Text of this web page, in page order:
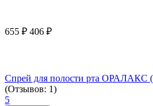
655 ₽ 406 ₽
Спрей для полости рта
(Отзывов: 1)
5